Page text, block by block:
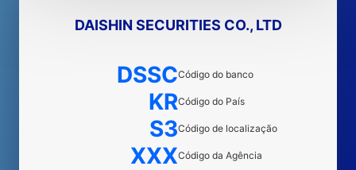
DAISHIN SECURITIES CO., LTD
DSSCCódigo do banco
KRCódigo do País
S3Código de localização
XXXCódigo da Agência